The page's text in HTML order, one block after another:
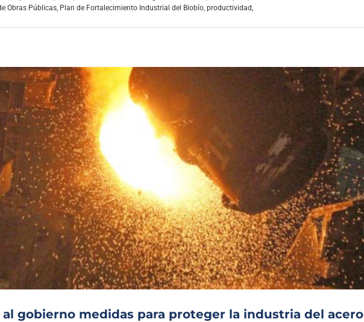
Obras Públicas, Plan de Fortalecimiento Industrial del Biobío, productividad,
gobierno medidas para proteger la industria del acero